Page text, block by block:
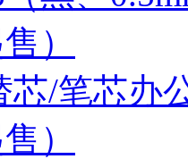
芯/笔芯办
）